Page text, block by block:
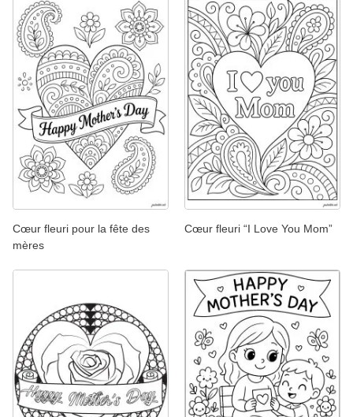
Cœur fleuri pour la fête des
mères
Cœur fleuri “I Love You Mom”